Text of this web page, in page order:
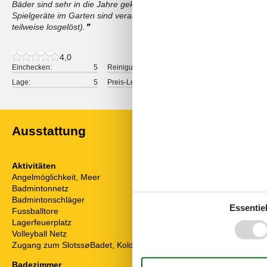
Bäder sind sehr in die Jahre gekommen, insbesondere die Dusche
Spielgeräte im Garten sind veraltet mitunter defekt (keine
teilweise losgelöst).
4,0
Einchecken: 5 Reinigung:
Lage:
5 Preis-Leistung:
Ausstattung
Aktivitäten
Angelmöglichkeit, Meer
Badmintonnetz
Badmintonschläger
Fussballtore
Lagerfeuerplatz
Volleyball Netz
Zugang zum SlotssøBadet, Kolding
Badezimmer
Anzahl
Anzahl
Baujahr
ECO, Luft-